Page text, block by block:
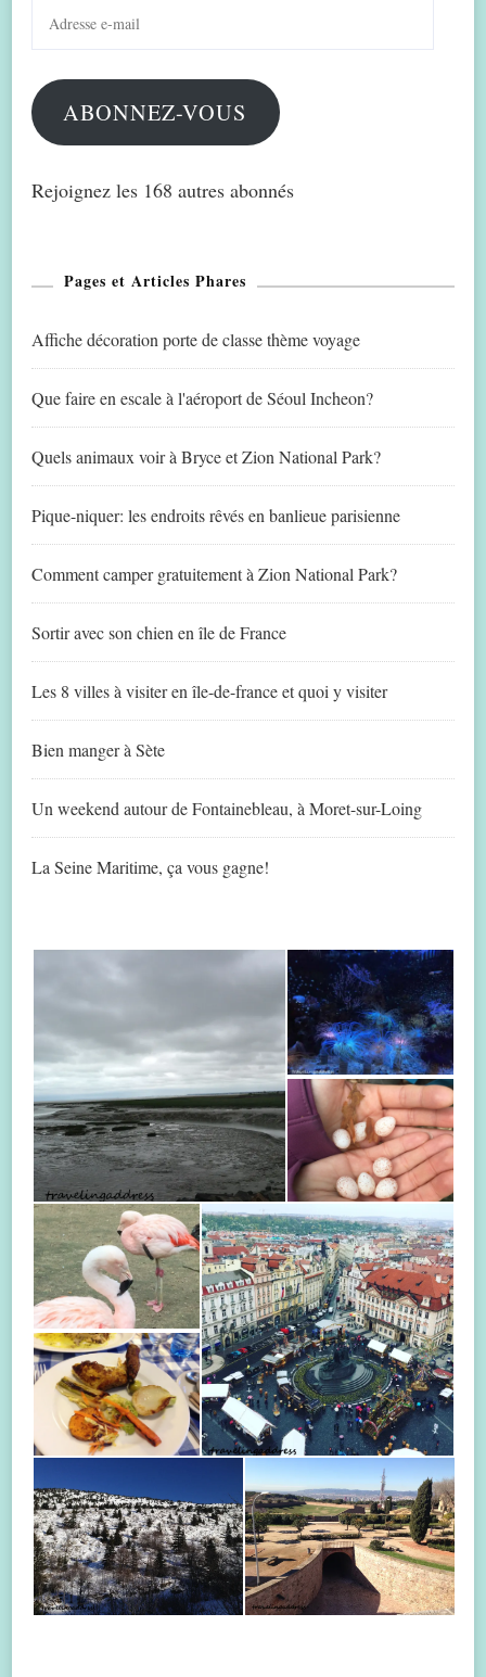
mail
ABONNEZ-VOUS
Rejoignez les 168 autres abonnés
Pages et Articles Phares
Affiche décoration porte de classe thème voyage
Que faire en escale à l'aéroport de Séoul Incheon?
Quels animaux voir à Bryce et Zion National Park?
Pique-niquer: les endroits rêvés en banlieue parisienne
Comment camper gratuitement à Zion National Park?
Sortir avec son chien en île de France
Les 8 villes à visiter en île-de-france et quoi y visiter
Bien manger à Sète
Un weekend autour de Fontainebleau, à Moret-sur-Loing
La Seine Maritime, ça vous gagne!